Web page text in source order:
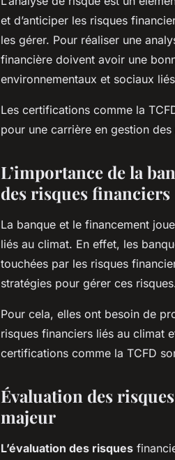
et d’anticiper les risques
les gérer. Pour réaliser une
financière doivent avoir une
environnementaux et sociaux
Les certifications comme la
pour une carrière en gestion
L’importance de la
des risques financiers
La banque et le financement
liés au climat. En effet, les
touchées par les risques
stratégies pour gérer ces
Pour cela, elles ont besoin de
risques financiers liés au climat
certifications comme la TCFD
Évaluation des
majeur
L’évaluation des risques